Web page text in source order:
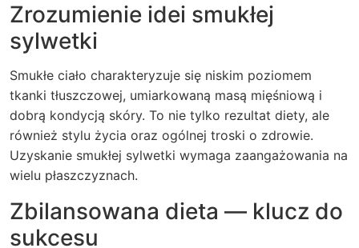
Zrozumienie idei smukłej
sylwetki
Smukłe ciało charakteryzuje się niskim poziomem
tkanki tłuszczowej, umiarkowaną masą mięśniową i
dobrą kondycją skóry. To nie tylko rezultat diety, ale
również stylu życia oraz ogólnej troski o zdrowie.
Uzyskanie smukłej sylwetki wymaga zaangażowania na
wielu płaszczyznach.
Zbilansowana dieta — klucz do
sukcesu